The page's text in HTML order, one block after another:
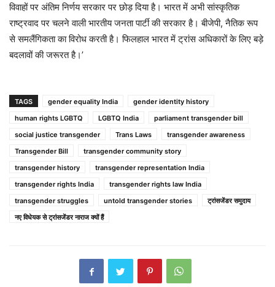
विवाहों पर अंतिम निर्णय सरकार पर छोड़ दिया है। भारत में अभी सांस्कृतिक
राष्ट्रवाद पर चलने वाली भारतीय जनता पार्टी की सरकार है। बीजेपी, नैतिक रूप
से समलैंगिकता का विरोध करती है। फिलहाल भारत में ट्रांस अधिकारों के लिए बड़े
बदलावों की जरूरत है।’
TAGS gender equality India
gender identity history
human rights LGBTQ
LGBTQ India
parliament transgender bill
social justice transgender
Trans Laws
transgender awareness
Transgender Bill
transgender community story
transgender history
transgender representation India
transgender rights India
transgender rights law India
transgender struggles
untold transgender stories
ट्रांसजेंडर समुदाय
नए विधेयक से ट्रांसजेंडर नाराज क्यों हैं